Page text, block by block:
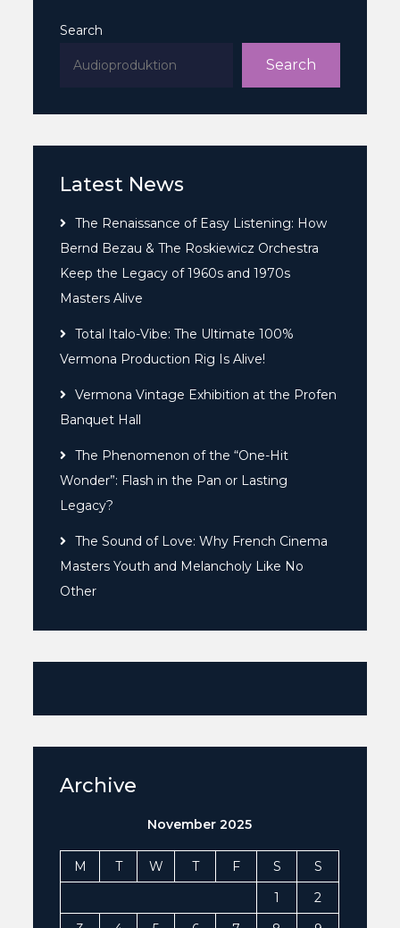
Search
Search
Latest News
The Renaissance of Easy Listening: How
Bernd Bezau & The Roskiewicz Orchestra
Keep the Legacy of 1960s and 1970s
Masters Alive
Total Italo-Vibe: The Ultimate 100%
Vermona Production Rig Is Alive!
Vermona Vintage Exhibition at the Profen
Banquet Hall
The Phenomenon of the “One-Hit
Wonder”: Flash in the Pan or Lasting
Legacy?
The Sound of Love: Why French Cinema
Masters Youth and Melancholy Like No
Other
Archive
November 2025
M T W T F S
S
1
2